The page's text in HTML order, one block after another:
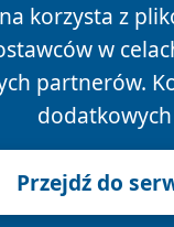
korzysta z
w
partnerów.
Przejdź do